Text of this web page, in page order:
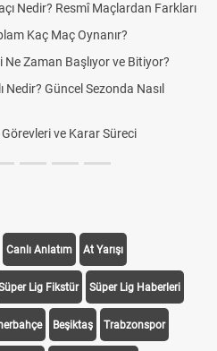
Puan Durumunda AG, OM ve Diğer
Skor Ne Demek? Sporda Skor ve
Futbol Nasıl Oynanır? Temel Futbol
Deplasman Golü Kuralı Nedir?
DGS Sonuçları Ne Zaman
Canlı Anlatım At Yarışı
Lig Fikstür Süper Lig Haberleri
Beşiktaş Trabzonspor